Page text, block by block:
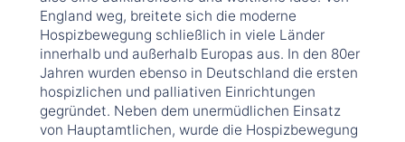
England weg, breitete sich die moderne
Hospizbewegung schließlich in viele Länder
innerhalb und außerhalb Europas aus. In den 80er
Jahren wurden ebenso in Deutschland die ersten
hospizlichen und palliativen Einrichtungen
gegründet. Neben dem unermüdlichen Einsatz
von Hauptamtlichen, wurde die Hospizbewegung